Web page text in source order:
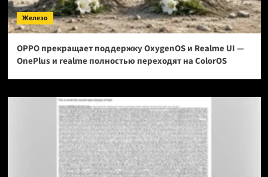
Железо
OPPO прекращает поддержку OxygenOS и Realme UI —
OnePlus и realme полностью переходят на ColorOS